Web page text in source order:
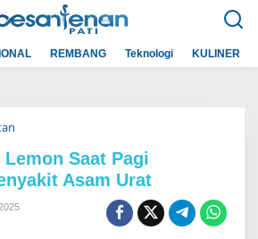
REMBANG Teknologi KULINER
n
s
u
m
s
Saat Pagi
Asam Urat